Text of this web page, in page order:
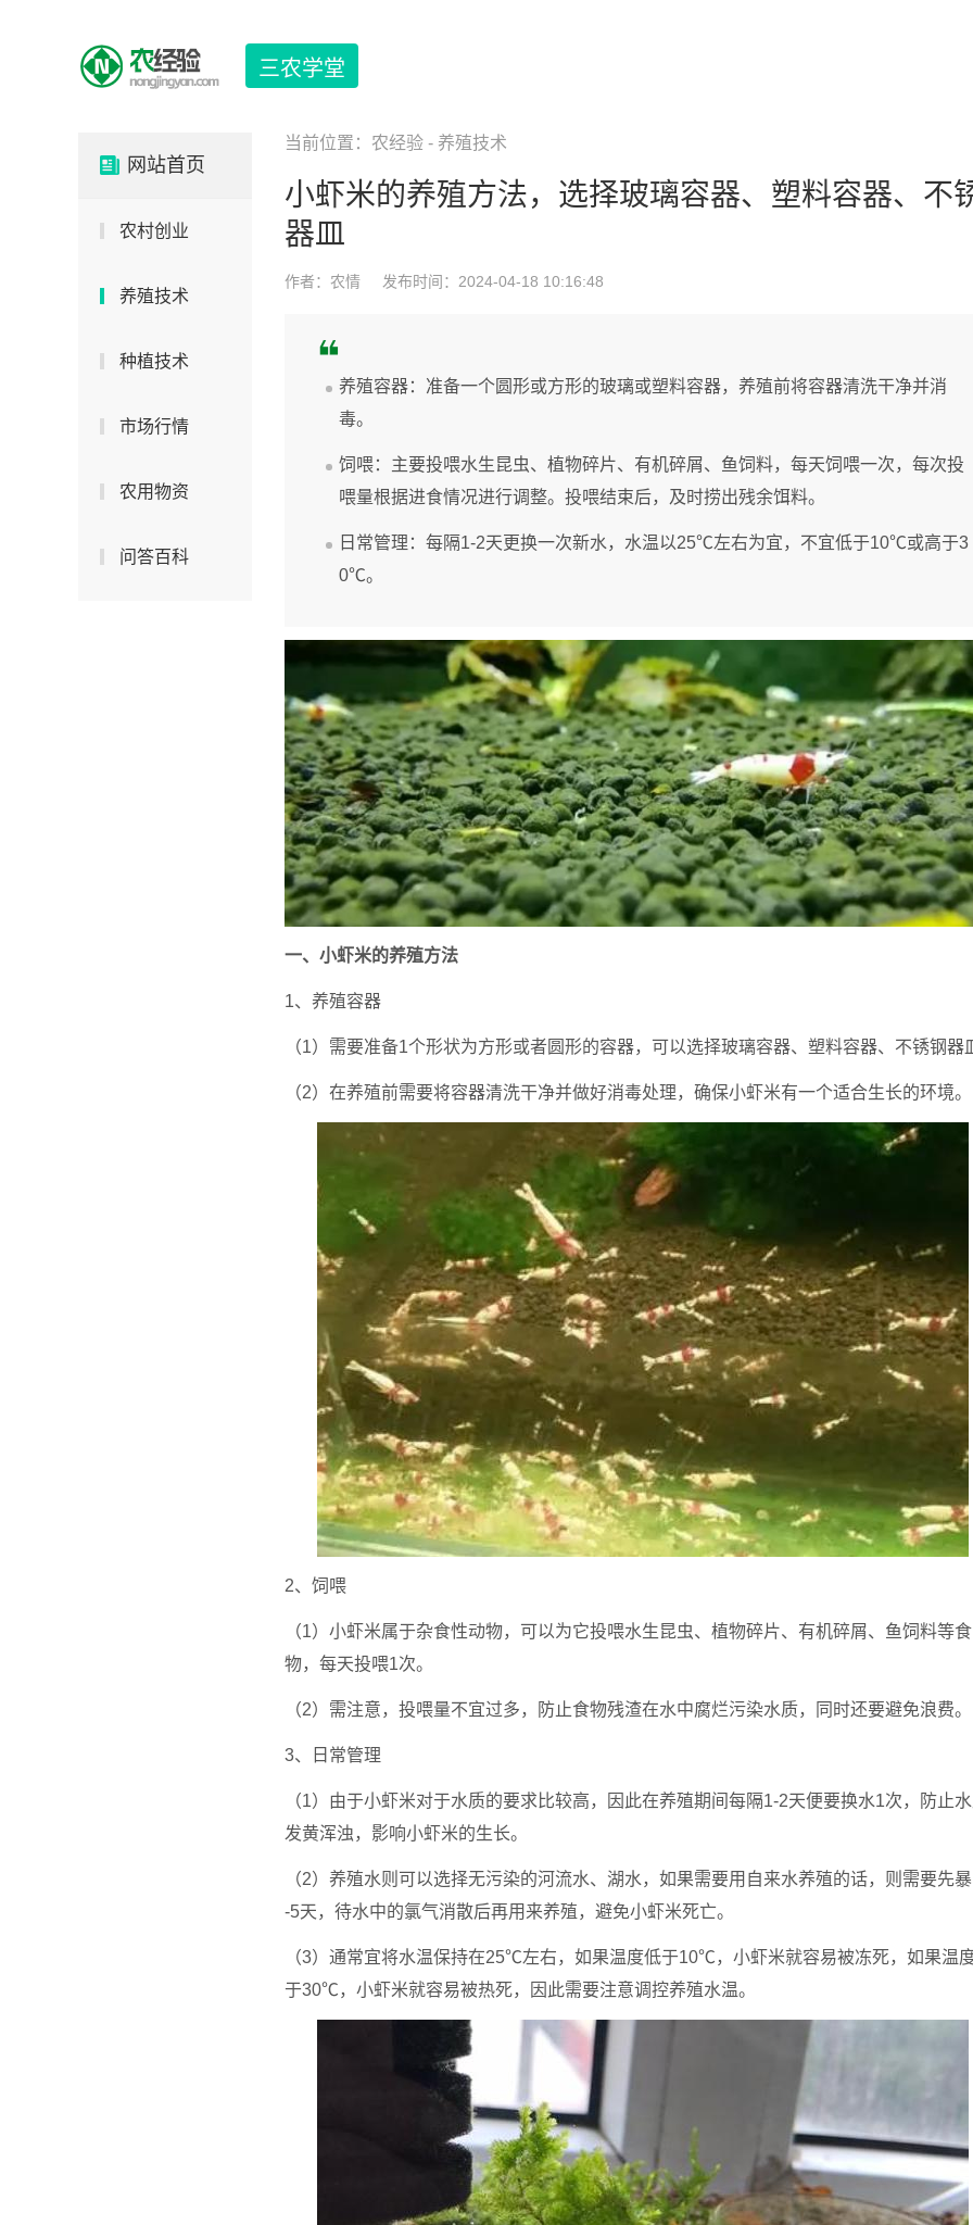
三农学堂
网站首页
农村创业
养殖技术
种植技术
市场行情
农用物资
问答百科
当前位置： 农经验 - 养殖技术
小虾米的养殖方法，选择玻璃容器、塑料容器、不
器皿
作者：农情 发布时间：2024-04-18 10:16:48
养殖容器：准备一个圆形或方形的玻璃或塑料容器，养殖前将容器清洗干净并消
毒。
饲喂：主要投喂水生昆虫、植物碎片、有机碎屑、鱼饲料，每天饲喂一次，每次投
喂量根据进食情况进行调整。投喂结束后，及时捞出残余饵料。
日常管理：每隔1-2天更换一次新水，水温以25℃左右为宜，不宜低于10℃或高于3
0℃。
一、小虾米的养殖方法
1、养殖容器
（1）需要准备1个形状为方形或者圆形的容器，可以选择玻璃容器、塑料容器、不锈钢器
（2）在养殖前需要将容器清洗干净并做好消毒处理，确保小虾米有一个适合生长的环境。
2、饲喂
（1）小虾米属于杂食性动物，可以为它投喂水生昆虫、植物碎片、有机碎屑、鱼饲料等食
物，每天投喂1次。
（2）需注意，投喂量不宜过多，防止食物残渣在水中腐烂污染水质，同时还要避免浪费。
3、日常管理
（1）由于小虾米对于水质的要求比较高，因此在养殖期间每隔1-2天便要换水1次，防止
发黄浑浊，影响小虾米的生长。
（2）养殖水则可以选择无污染的河流水、湖水，如果需要用自来水养殖的话，则需要先
-5天，待水中的氯气消散后再用来养殖，避免小虾米死亡。
（3）通常宜将水温保持在25℃左右，如果温度低于10℃，小虾米就容易被冻死，如果温
于30℃，小虾米就容易被热死，因此需要注意调控养殖水温。